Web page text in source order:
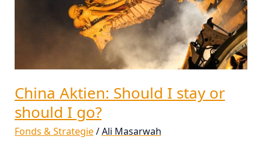
China Aktien: Should I stay or
should I go?
Fonds & Strategie/Ali Masarwah